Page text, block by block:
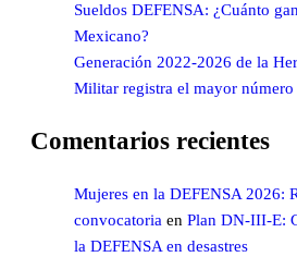
Sueldos DEFENSA: ¿Cuánto
Mexicano?
Generación 2022-2026 de la
Militar registra el mayor número
Comentarios recientes
Mujeres en la DEFENSA 2026:
convocatoria en Plan DN-III-E:
la DEFENSA en desastres